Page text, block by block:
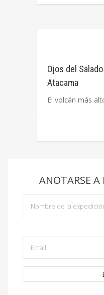
Ojos del
Atacama
El volcán más
ANOTARSE A